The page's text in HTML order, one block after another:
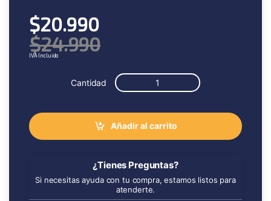
$20.990
$24.990
IVA Incluido
Cantidad
Añadir al carrito
¿Tienes Preguntas?
Si necesitas ayuda con tu compra, estamos listos para
atenderte.